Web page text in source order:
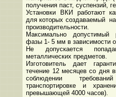
получения паст, суспензий,
Установки ВКИ работают
для которых создаваемый
производительности.
Максимально допустимый
фазы 1- 5 мм в зависимости
Не допускается
металлических предметов.
Изготовитель дает
течение 12 месяцев со дня
соблюдении
транспортировке и
превышающей 4000 часов).